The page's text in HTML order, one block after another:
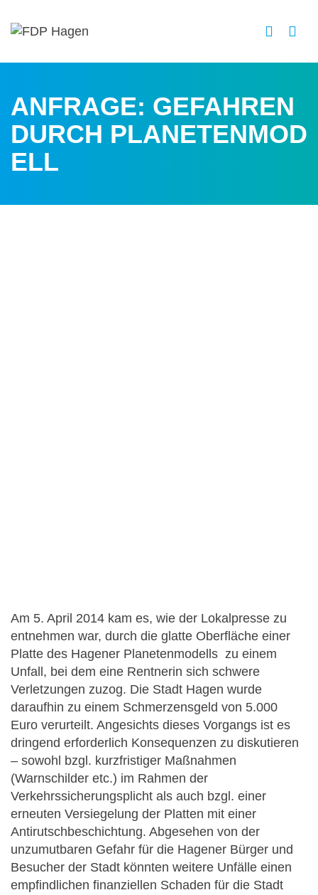
ANFRAGE: GEFAHREN
DURCH PLANETENMOD
ELL
Am 5. April 2014 kam es, wie der Lokalpresse zu
entnehmen war, durch die glatte Oberfläche einer
Platte des Hagener Planetenmodells zu einem
Unfall, bei dem eine Rentnerin sich schwere
Verletzungen zuzog. Die Stadt Hagen wurde
daraufhin zu einem Schmerzensgeld von 5.000
Euro verurteilt. Angesichts dieses Vorgangs ist es
dringend erforderlich Konsequenzen zu diskutieren
– sowohl bzgl. kurzfristiger Maßnahmen
(Warnschilder etc.) im Rahmen der
Verkehrssicherungsplicht als auch bzgl. einer
erneuten Versiegelung der Platten mit einer
Antirutschbeschichtung. Abgesehen von der
unzumutbaren Gefahr für die Hagener Bürger und
Besucher der Stadt könnten weitere Unfälle einen
empfindlichen finanziellen Schaden für die Stadt